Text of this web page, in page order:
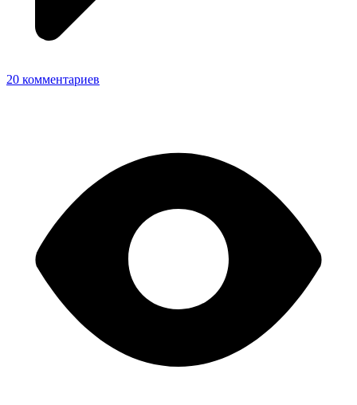
20 комментариев